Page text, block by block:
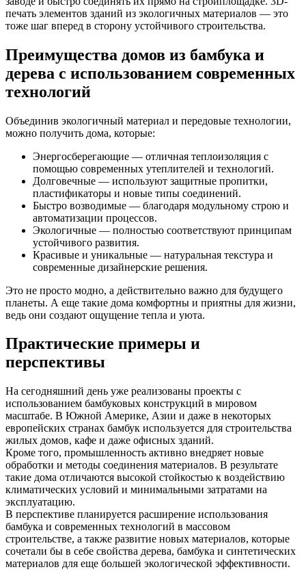
печать элементов зданий из экологичных материалов — это
тоже шаг вперед в сторону устойчивого строительства.
Преимущества домов из бамбука и
дерева с использованием современных
технологий
Объединив экологичный материал и передовые технологии,
можно получить дома, которые:
Энергосберегающие — отличная теплоизоляция с
помощью современных утеплителей и технологий.
Долговечные — используют защитные пропитки,
пластификаторы и новые типы соединений.
Быстро возводимые — благодаря модульному строю и
автоматизации процессов.
Экологичные — полностью соответствуют принципам
устойчивого развития.
Красивые и уникальные — натуральная текстура и
современные дизайнерские решения.
Это не просто модно, а действительно важно для будущего
планеты. А еще такие дома комфортны и приятны для жизни,
ведь они создают ощущение тепла и уюта.
Практические примеры и
перспективы
На сегодняшний день уже реализованы проекты с
использованием бамбуковых конструкций в мировом
масштабе. В Южной Америке, Азии и даже в некоторых
европейских странах бамбук используется для строительства
жилых домов, кафе и даже офисных зданий.
Кроме того, промышленность активно внедряет новые
обработки и методы соединения материалов. В результате
такие дома отличаются высокой стойкостью к воздействию
климатических условий и минимальными затратами на
эксплуатацию.
В перспективе планируется расширение использования
бамбука и современных технологий в массовом
строительстве, а также развитие новых материалов, которые
сочетали бы в себе свойства дерева, бамбука и синтетических
материалов для еще большей экологической эффективности.